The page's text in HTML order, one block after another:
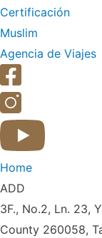
Certificación
Muslim
Agencia de Viajes
Home
ADD
3F., No.2, Ln. 23,
County 260058,